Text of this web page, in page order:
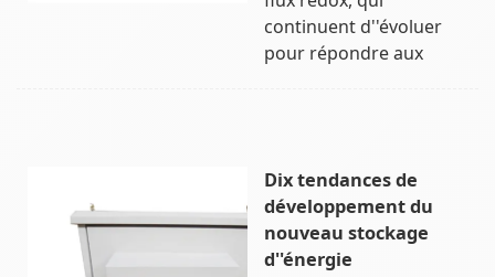
continuent d''évoluer
pour répondre aux
Dix tendances de
développement du
nouveau stockage
d''énergie